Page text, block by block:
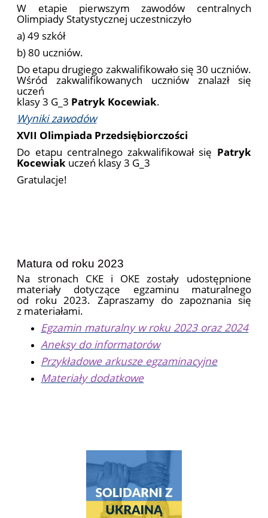
W etapie pierwszym zawodów centralnych
Olimpiady Statystycznej uczestniczyło
a) 49 szkół
b) 80 uczniów.
Do etapu drugiego zakwalifikowało się 30 uczniów.
Wśród zakwalifikowanych uczniów znalazł się
uczeń
klasy 3 G_3 Patryk Kocewiak.
Wyniki zawodów
XVII Olimpiada Przedsiębiorczości
Do etapu centralnego zakwalifikował się Patryk
Kocewiak uczeń klasy 3 G_3
Gratulacje!
Matura od roku 2023
Na stronach CKE i OKE zostały udostępnione
materiały dotyczące egzaminu maturalnego
od roku 2023. Zapraszamy do zapoznania się
z materiałami.
Egzamin maturalny w roku 2023 oraz 2024
Aneksy do informatorów
Przykładowe arkusze egzaminacyjne
Materiały dodatkowe